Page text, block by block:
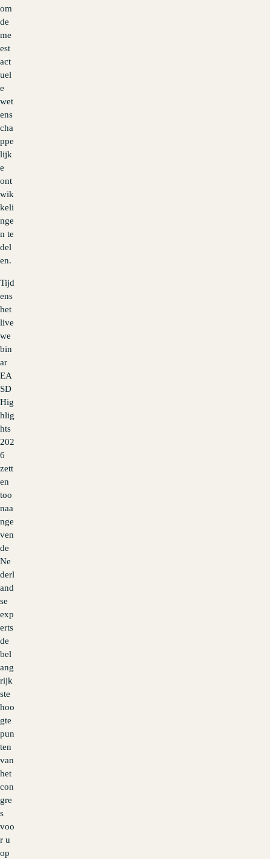
om
de
me
est
act
uel
e
wet
ens
cha
ppe
lijk
e
ont
wik
keli
nge
n te
del
en.
Tijd
ens
het
live
we
bin
ar
EA
SD
Hig
hlig
hts
202
6
zett
en
too
naa
nge
ven
de
Ne
derl
and
se
exp
erts
de
bel
ang
rijk
ste
hoo
gte
pun
ten
van
het
con
gre
s
voo
r u
op